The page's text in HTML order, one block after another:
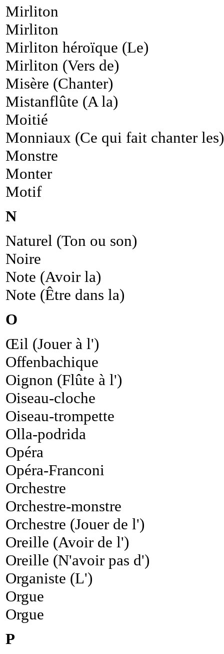
Mirliton
Mirliton
Mirliton héroïque (Le)
Mirliton (Vers de)
Misère (Chanter)
Mistanflûte (A la)
Moitié
Monniaux (Ce qui fait chanter les)
Monstre
Monter
Motif
N
Naturel (Ton ou son)
Noire
Note (Avoir la)
Note (Être dans la)
O
Œil (Jouer à l')
Offenbachique
Oignon (Flûte à l')
Oiseau-cloche
Oiseau-trompette
Olla-podrida
Opéra
Opéra-Franconi
Orchestre
Orchestre-monstre
Orchestre (Jouer de l')
Oreille (Avoir de l')
Oreille (N'avoir pas d')
Organiste (L')
Orgue
Orgue
P